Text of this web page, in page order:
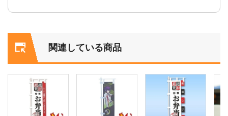
関連している商品